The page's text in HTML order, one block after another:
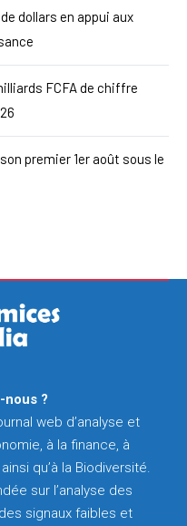
dollars en appui aux
FCFA de chiffre
premier 1er août sous le
nous ?
web d’analyse et
à la finance, à
qu’à la Biodiversité.
sur l’analyse des
signaux faibles et